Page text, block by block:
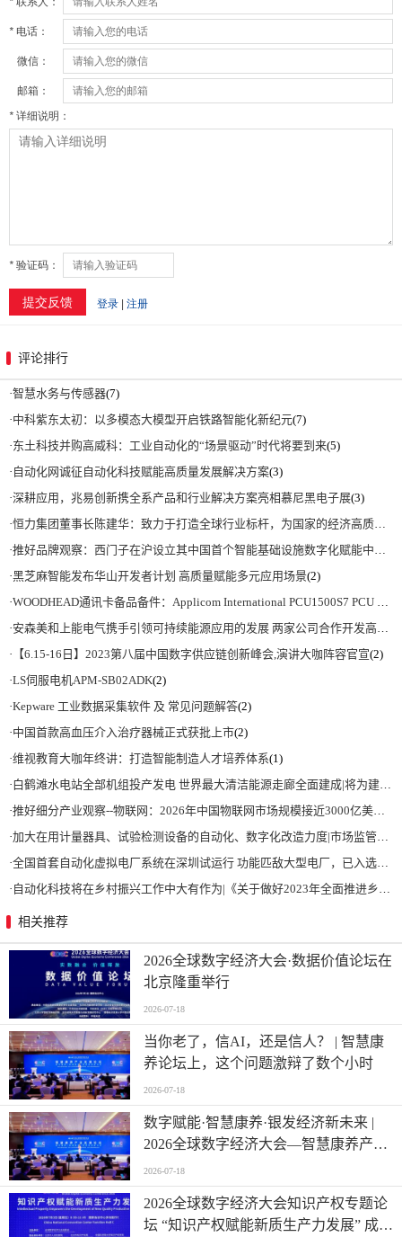
评论排行
·智慧水务与传感器(7)
·中科紫东太初：以多模态大模型开启铁路智能化新纪元(7)
·东土科技并购高威科：工业自动化的“场景驱动”时代将要到来(5)
· 自动化网诚征自动化科技赋能高质量发展解决方案(3)
·深耕应用，兆易创新携全系产品和行业解决方案亮相慕尼黑电子展(3)
·恒力集团董事长陈建华：致力于打造全球行业标杆，为国家的经济高质量发展贡献更大力量|上海电气集团党委书记、董事长吴磊来访
·推好品牌观察：西门子在沪设立其中国首个智能基础设施数字化赋能中心
·黑芝麻智能发布华山开发者计划 高质量赋能多元应用场景(2)
·WOODHEAD通讯卡备品备件：Applicom International PCU1500S7 PCU 1500 S7 V4.5.0
·安森美和上能电气携手引领可持续能源应用的发展 两家公司合作开发高性能储能和太阳能组串式逆变器方案 以实现可持续的未来
· 【6.15-16日】2023第八届中国数字供应链创新峰会,演讲大咖阵容官宣(2)
·LS伺服电机APM-SB02ADK(2)
·Kepware 工业数据采集软件 及 常见问题解答(2)
·中国首款高血压介入治疗器械正式获批上市(2)
·维视教育大咖年终讲：打造智能制造人才培养体系(1)
·白鹤滩水电站全部机组投产发电 世界最大清洁能源走廊全面建成|将为建设新型能源体系、保障国家能源安全、实现“双碳”目标提供有力支撑
·推好细分产业观察--物联网：2026年中国物联网市场规模接近3000亿美元 智慧工厂、智慧城市、智慧电网等将占60%以上
·加大在用计量器具、试验检测设备的自动化、数字化改造力度|市场监管总局 工业和信息化部 关于促进企业计量能力提升的指导意见
·全国首套自动化虚拟电厂系统在深圳试运行 功能匹敌大型电厂，已入选国际典型案例
· 自动化科技将在乡村振兴工作中大有作为|《关于做好2023年全面推进乡村振兴重点工作的意见》发布
相关推荐
2026全球数字经济大会·数据价值论坛在
北京隆重举行
2026-07-18
当你老了，信AI，还是信人？ | 智慧康
养论坛上，这个问题激辩了数个小时
2026-07-18
数字赋能·智慧康养·银发经济新未来 |
2026全球数字经济大会—智慧康养产业
发展论坛在京举办
2026-07-18
2026全球数字经济大会知识产权专题论
坛 “知识产权赋能新质生产力发展” 成功